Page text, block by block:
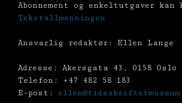
Abonnement og enkeltutgaver kan
Tekstallmenningen
Ansvarlig redaktør: Ellen Lange
Adresse: Akersgata 43, 0158 Oslo
Telefon: +47 482 58 183
E-post: